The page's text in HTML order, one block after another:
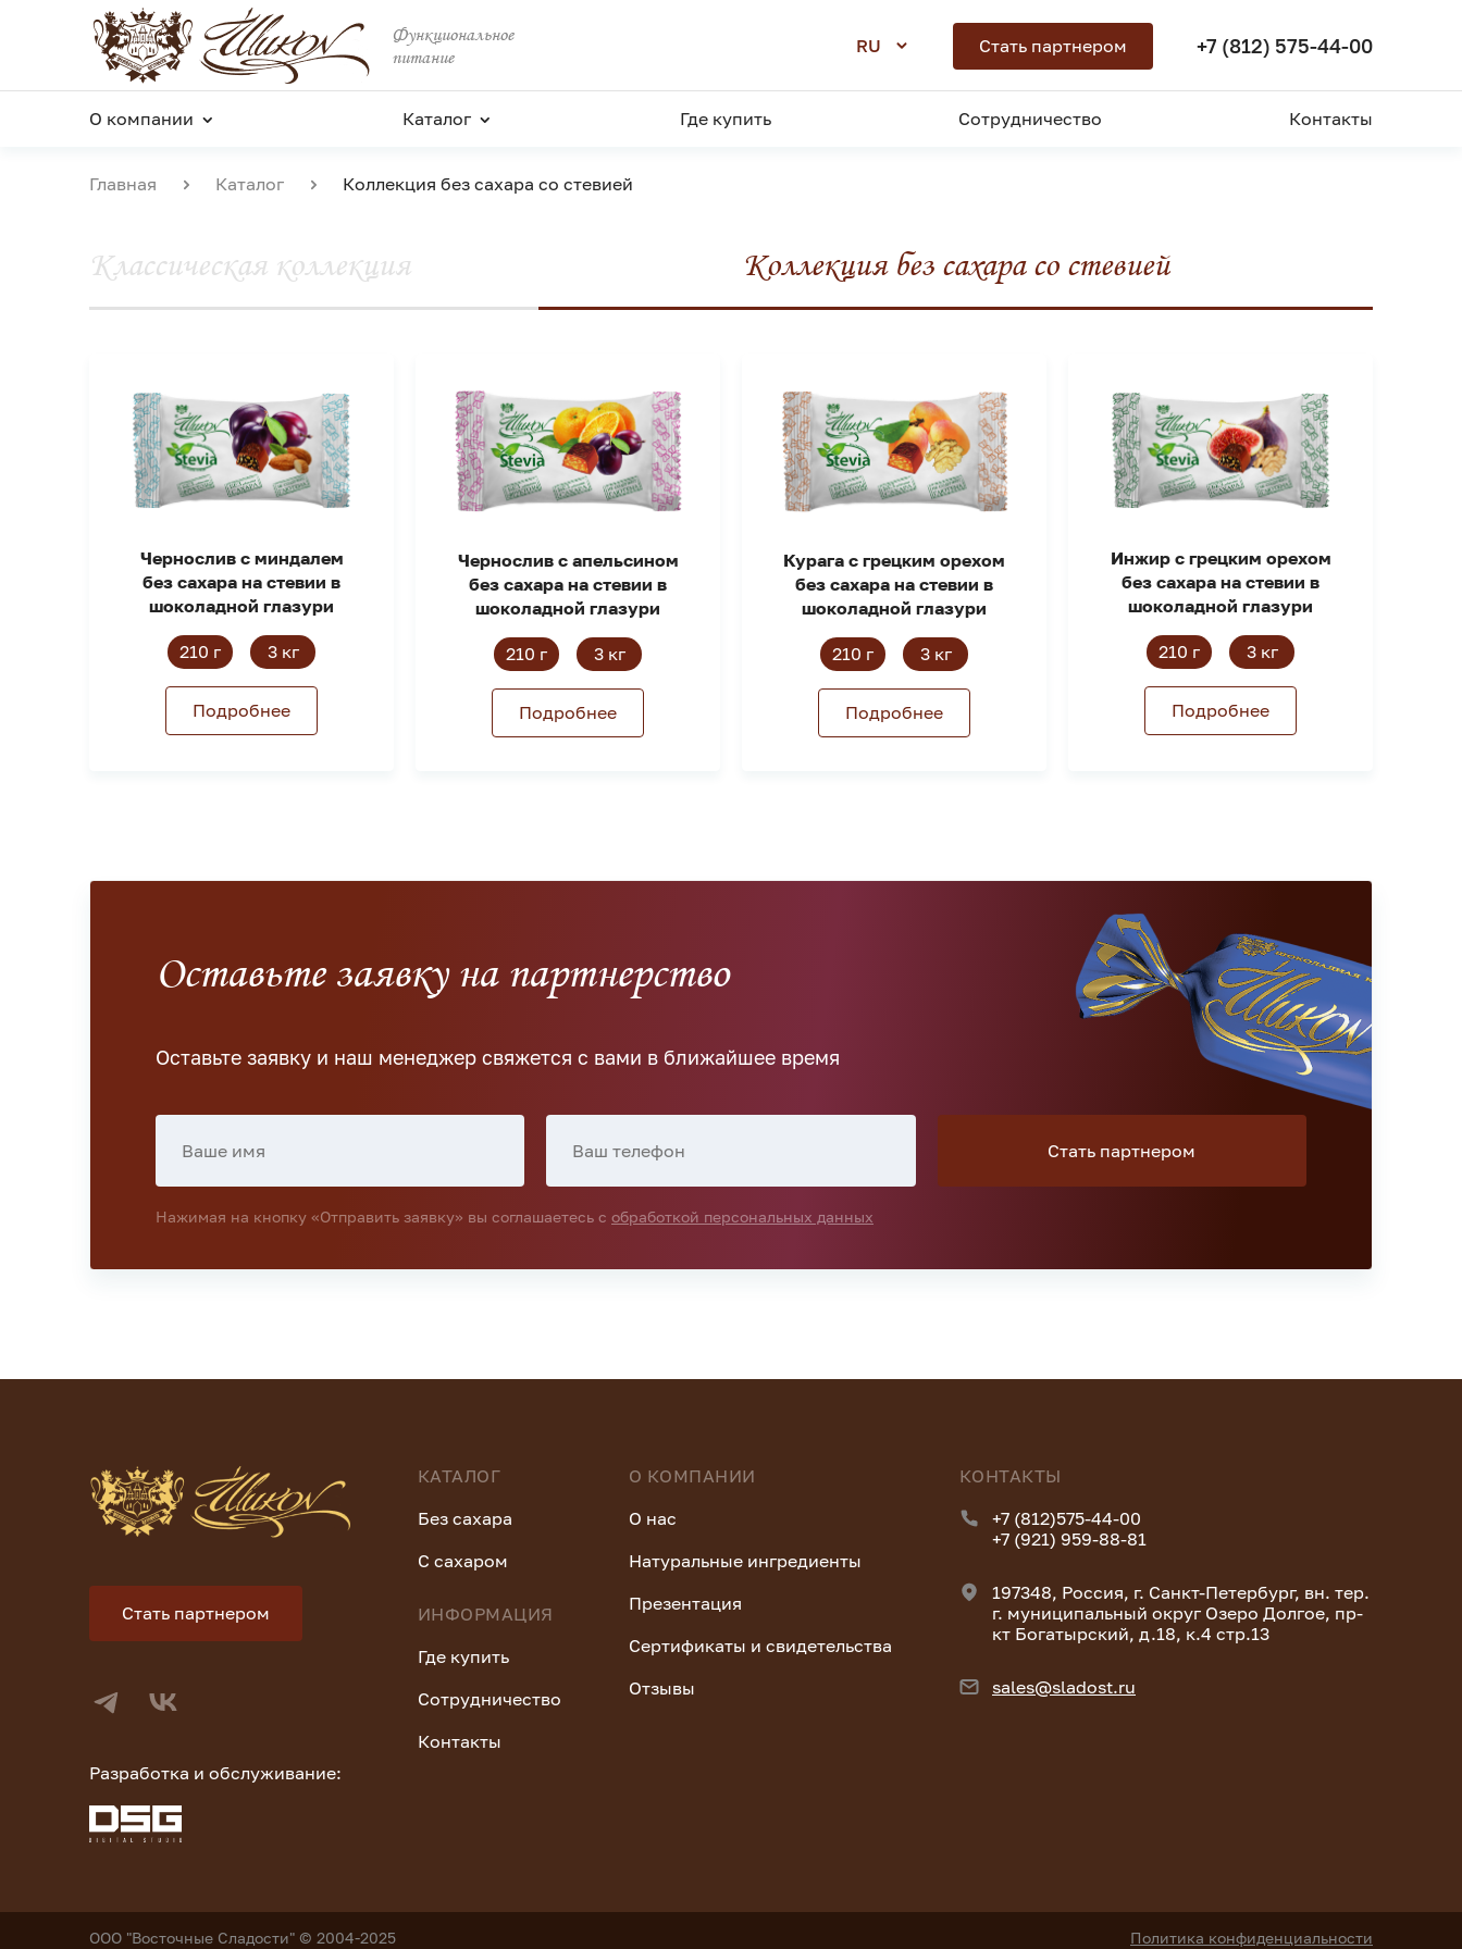
Функциональное
питание
RU Стать партнером +7 (812) 575-44-00
О компании Каталог Где купить Сотрудничество Контакты
Главная Каталог Коллекция без сахара со стевией
Классическая коллекция Коллекция без сахара со стевией
Чернослив с миндалем
без сахара на стевии в
шоколадной глазури
210 г 3 кг
Подробнее
Чернослив с апельсином
без сахара на стевии в
шоколадной глазури
210 г 3 кг
Подробнее
Курага с грецким орехом
без сахара на стевии в
шоколадной глазури
210 г 3 кг
Подробнее
Инжир с грецким орехом
без сахара на стевии в
шоколадной глазури
210 г 3 кг
Подробнее
Оставьте заявку на партнерство
Оставьте заявку и наш менеджер свяжется с вами в ближайшее время
Нажимая на кнопку «Отправить заявку» вы соглашаетесь с обработкой персональных данных
Стать партнером
Разработка и обслуживание:
КАТАЛОГ
Без сахара
С сахаром
ИНФОРМАЦИЯ
Где купить
Сотрудничество
Контакты
О КОМПАНИИ
О нас
Натуральные ингредиенты
Презентация
Сертификаты и свидетельства
Отзывы
КОНТАКТЫ
+7 (812)575-44-00
+7 (921) 959-88-81
197348, Россия, г. Санкт-Петербург, вн. тер.
г. муниципальный округ Озеро Долгое, пр-
кт Богатырский, д.18, к.4 стр.13
sales@sladost.ru
ООО "Восточные Сладости" © 2004-2025 Политика конфиденциальности